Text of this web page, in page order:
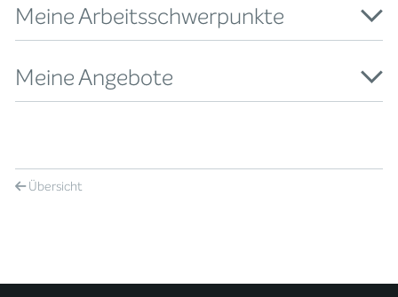
Meine Arbeitsschwerpunkte
Meine Angebote
Übersicht